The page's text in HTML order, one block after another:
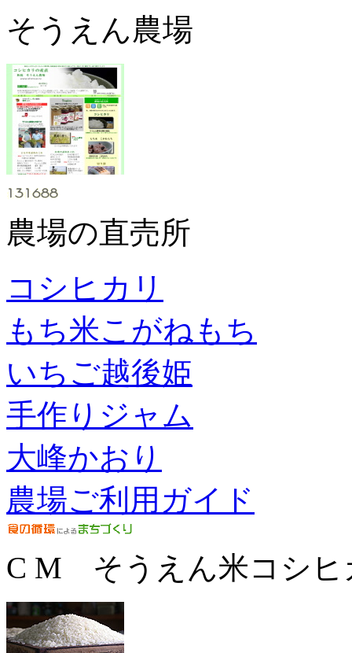
そうえん農場
農場の直売所
コシヒカリ
もち米こがねもち
いちご越後姫
手作りジャム
大峰かおり
農場ご利用ガイド
C M そうえん米コシヒ